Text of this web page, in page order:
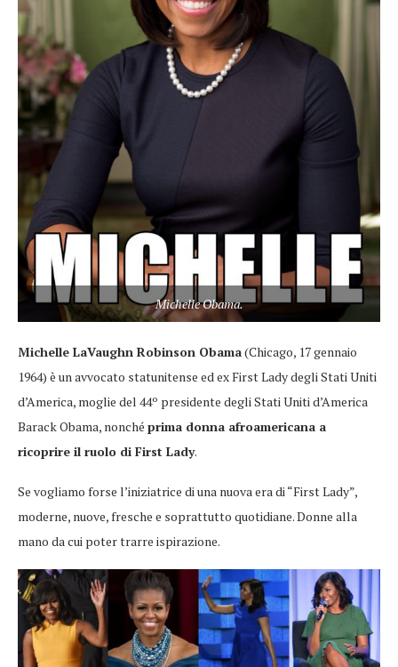
Michelle Obama.
Michelle LaVaughn Robinson Obama(Chicago, 17 gennaio
1964) è un avvocato statunitense ed ex First Lady degli Stati Uniti
d’America, moglie del 44º presidente degli Stati Uniti d’America
Barack Obama, nonché prima donna afroamericana a
ricoprire il ruolo di First Lady.
Se vogliamo forse l’iniziatrice di una nuova era di “First Lady”,
moderne, nuove, fresche e soprattutto quotidiane. Donne alla
mano da cui poter trarre ispirazione.